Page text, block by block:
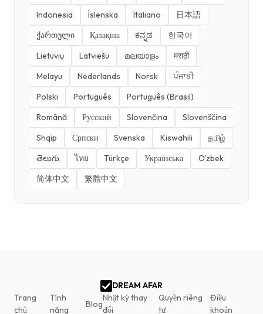
Indonesia
Íslenska Italiano
日本語
ქართული
Қазақша ಕನ್ನಡ
한국어
Lietuvių
Latviešu മലയാളം
मराठी
Melayu
Nederlands Norsk
ਪੰਜਾਬੀ
Polski
Português
Português (Brasil)
Română
Русский Slovenčina
Slovenščina
Shqip
Српски Svenska Kiswahili
தமிழ்
తెలుగు
ไทย Türkçe Українська
O'zbek
简体中文
繁體中文
DREAM AFAR
Trang
chủ
Tính
năng
Blog
Nhật ký thay
đổi
Quyền riêng
tư
Điều
khoản